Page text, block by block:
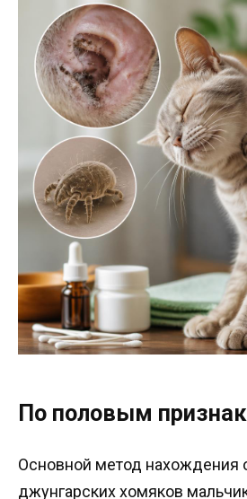
По половым
Основной метод нахождения
джунгарских хомяков